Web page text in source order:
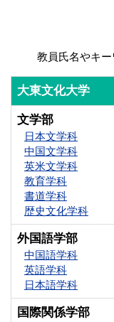
教員氏名やキー
大東文化大学
文学部
日本文学科
中国文学科
英米文学科
教育学科
書道学科
歴史文化学科
外国語学部
中国語学科
英語学科
日本語学科
国際関係学部